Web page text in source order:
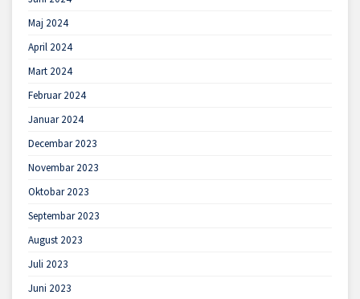
Maj 2024
April 2024
Mart 2024
Februar 2024
Januar 2024
Decembar 2023
Novembar 2023
Oktobar 2023
Septembar 2023
August 2023
Juli 2023
Juni 2023